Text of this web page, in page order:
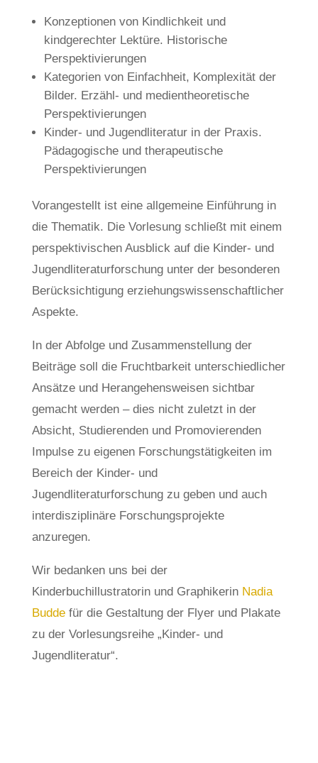
Konzeptionen von Kindlichkeit und
kindgerechter Lektüre. Historische
Perspektivierungen
Kategorien von Einfachheit, Komplexität der
Bilder. Erzähl- und medientheoretische
Perspektivierungen
Kinder- und Jugendliteratur in der Praxis.
Pädagogische und therapeutische
Perspektivierungen
Vorangestellt ist eine allgemeine Einführung in
die Thematik. Die Vorlesung schließt mit einem
perspektivischen Ausblick auf die Kinder- und
Jugendliteraturforschung unter der besonderen
Berücksichtigung erziehungswissenschaftlicher
Aspekte.
In der Abfolge und Zusammenstellung der
Beiträge soll die Fruchtbarkeit unterschiedlicher
Ansätze und Herangehensweisen sichtbar
gemacht werden – dies nicht zuletzt in der
Absicht, Studierenden und Promovierenden
Impulse zu eigenen Forschungstätigkeiten im
Bereich der Kinder- und
Jugendliteraturforschung zu geben und auch
interdisziplinäre Forschungsprojekte
anzuregen.
Wir bedanken uns bei der
Kinderbuchillustratorin und Graphikerin Nadia
Buddefür die Gestaltung der Flyer und Plakate
zu der Vorlesungsreihe „Kinder- und
Jugendliteratur“.